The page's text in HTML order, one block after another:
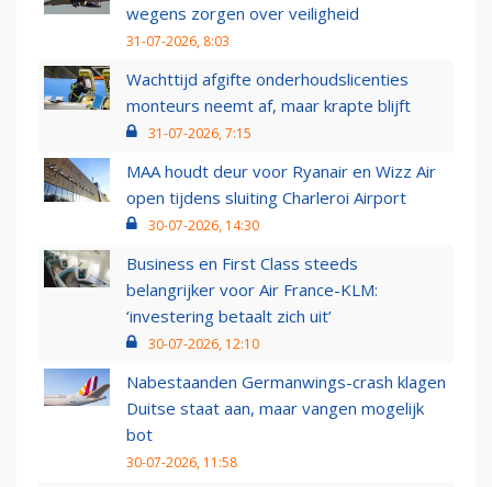
wegens zorgen over veiligheid
31-07-2026, 8:03
Wachttijd afgifte onderhoudslicenties
monteurs neemt af, maar krapte blijft
31-07-2026, 7:15
MAA houdt deur voor Ryanair en Wizz Air
open tijdens sluiting Charleroi Airport
30-07-2026, 14:30
Business en First Class steeds
belangrijker voor Air France-KLM:
‘investering betaalt zich uit’
30-07-2026, 12:10
Nabestaanden Germanwings-crash klagen
Duitse staat aan, maar vangen mogelijk
bot
30-07-2026, 11:58